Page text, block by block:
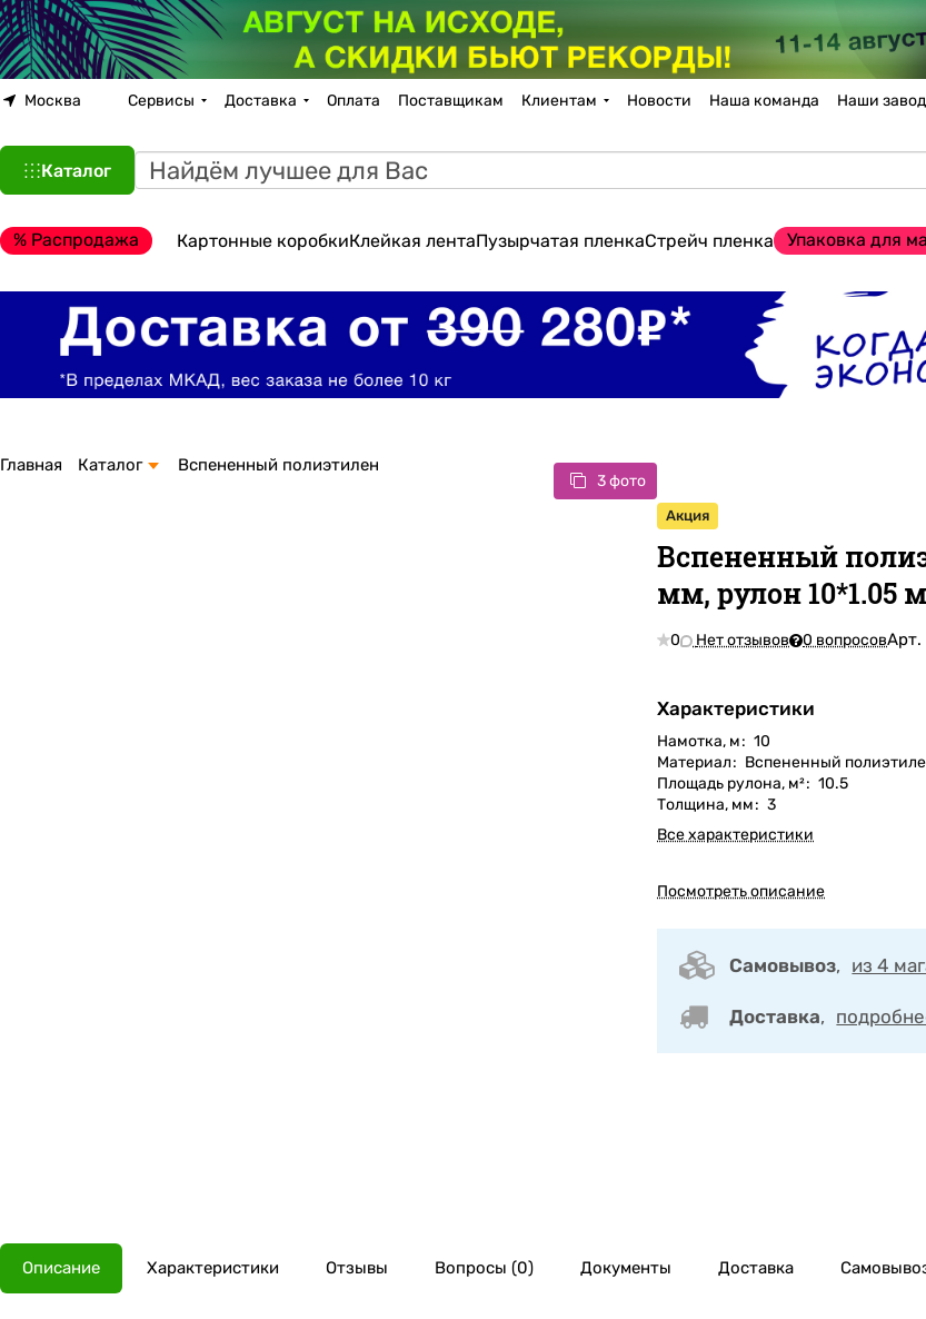
Москва Сервисы Доставка Оплата Поставщикам Клиентам Новости Наша команда Наши
Каталог
% Распродажа Картонные коробкиКлейкая лентаПузырчатая пленкаСтрейч пленка Упаковка для
Главная Каталог Вспененный полиэтилен
3 фото
Акция
Вспененный
мм, рулон 10*1.05
0 Нет отзывов 0 вопросовАрт.
Характеристики
Намотка, м: 10
Материал: Вспененный
Площадь рулона, м²: 10.5
Толщина, мм: 3
Все характеристики
Посмотреть описание
Самовывоз, из 4
Доставка,
Описание Характеристики Отзывы Вопросы (0) Документы Доставка